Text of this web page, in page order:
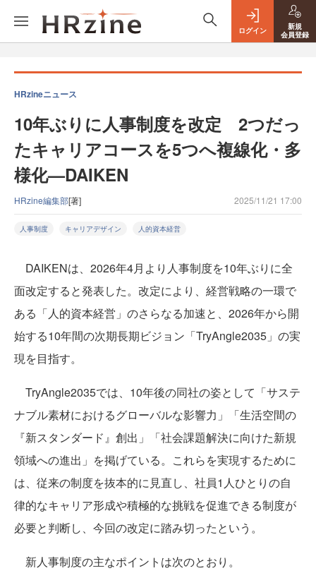
ログイン
新規
会員登録
HRzineニュース
10年ぶりに人事制度を改定 2つだっ
たキャリアコースを5つへ複線化・多
様化—DAIKEN
HRzine編集部[著] 2025/11/21 17:00
人事制度 キャリアデザイン 人的資本経営
DAIKENは、2026年4月より人事制度を10年ぶりに全
面改定すると発表した。改定により、経営戦略の一環で
ある「人的資本経営」のさらなる加速と、2026年から開
始する10年間の次期長期ビジョン「TryAngle2035」の実
現を目指す。
TryAngle2035では、10年後の同社の姿として「サステ
ナブル素材におけるグローバルな影響力」「生活空間の
『新スタンダード』創出」「社会課題解決に向けた新規
領域への進出」を掲げている。これらを実現するために
は、従来の制度を抜本的に見直し、社員1人ひとりの自
律的なキャリア形成や積極的な挑戦を促進できる制度が
必要と判断し、今回の改定に踏み切ったという。
新人事制度の主なポイントは次のとおり。